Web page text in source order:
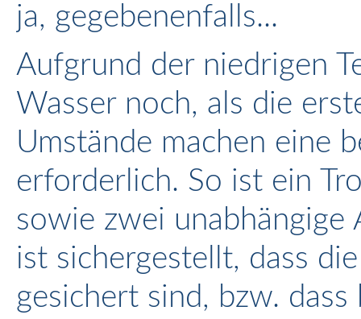
ja, gegebenenfalls...
Aufgrund der niedrigen
Wasser noch, als die
Umstände machen eine
erforderlich. So ist ein
sowie zwei unabhängige
ist sichergestellt, dass
gesichert sind, bzw.